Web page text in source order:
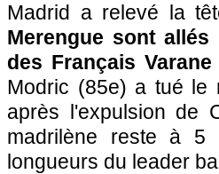
Madrid a relevé la
Merengue sont
des Français
Modric (85e) a tué le
après l'expulsion de
madrilène reste à 5
longueurs du leader